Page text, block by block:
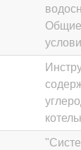
Общие